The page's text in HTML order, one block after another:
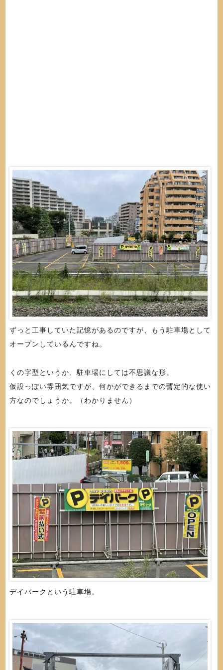
ずっと工事していた記憶があるのですが、もう駐車場として
オープンしているんですね。
くの字型というか、駐車場にしては不思議な形。
仮設っぽい雰囲気ですが、何かができるまでの暫定的な使い
方なのでしょうか。（わかりません）
デイパークという駐車場。